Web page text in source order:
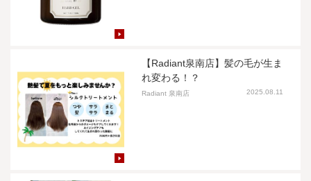
【Radiant泉南店】髪の毛が生ま
れ変わる！？
Radiant 泉南店 2025.08.11